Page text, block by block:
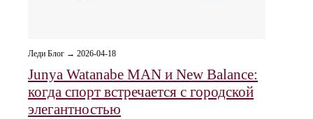
Леди Блог → 2026-04-18
Junya Watanabe MAN и New Balance:
когда спорт встречается с городской
элегантностью